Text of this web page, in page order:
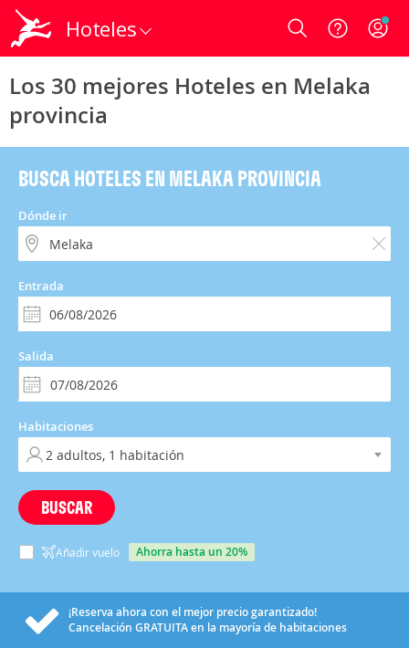
Hoteles Login
Los 30 mejores Hoteles en Melaka
provincia
BUSCA HOTELES EN MELAKA PROVINCIA
Dónde ir
Entrada
Salida
Habitaciones
BUSCAR
Añadir vuelo ahorra hasta un 20%
¡Reserva ahora con el mejor precio garantizado!
Cancelación GRATUITAen la mayoría de habitaciones